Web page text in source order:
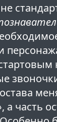
, а часть